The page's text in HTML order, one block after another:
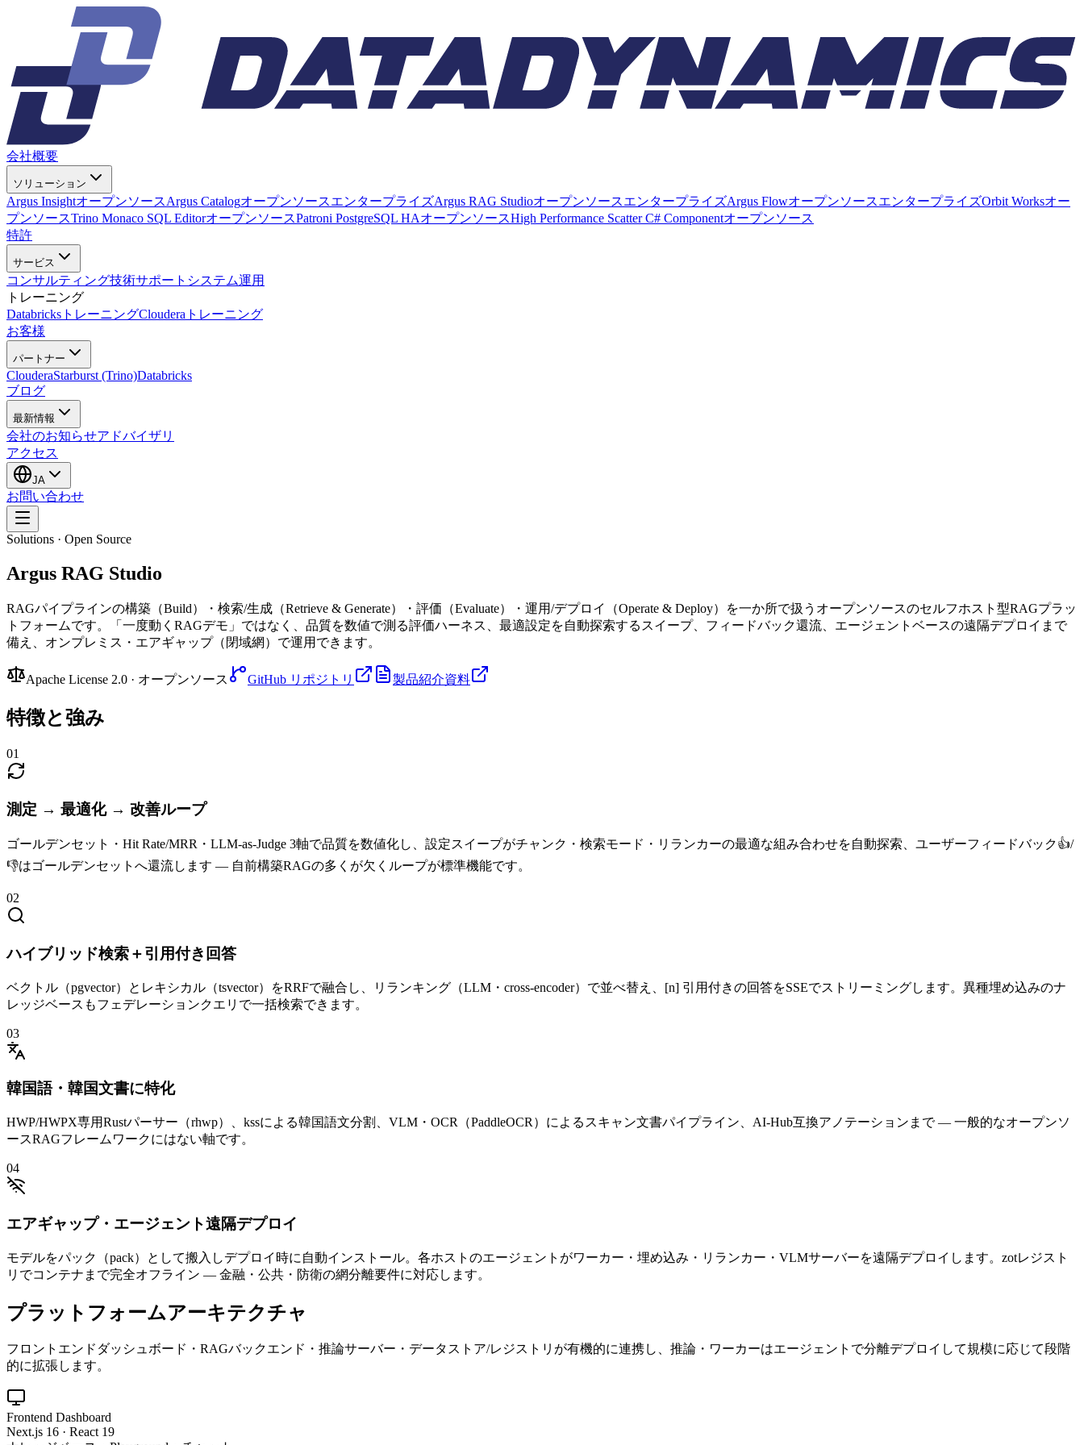
会社概要
ソリューション
Argus InsightオープンソースArgus CatalogオープンソースエンタープライズArgus RAG StudioオープンソースエンタープライズArgus FlowオープンソースエンタープライズOrbit Worksオー
プンソースTrino Monaco SQL EditorオープンソースPatroni PostgreSQL HAオープンソースHigh Performance Scatter C# Componentオープンソース
特許
サービス
コンサルティング技術サポート システム運用
トレーニング
DatabricksトレーニングClouderaトレーニング
お客様
パートナー
ClouderaStarburst (Trino)Databricks
ブログ
最新情報
会社のお知らせアドバイザリ
アクセス
JA
お問い合わせ
Solutions · Open Source
Argus RAG Studio
RAGパイプラインの構築（Build）・検索/生成（Retrieve & Generate）・評価（Evaluate）・運用/デプロイ（Operate & Deploy）を一か所で扱うオープンソースのセルフホスト型RAGプラッ
トフォームです。「一度動くRAGデモ」ではなく、品質を数値で測る評価ハーネス、最適設定を自動探索するスイープ、フィードバック還流、エージェントベースの遠隔デプロイまで
備え、オンプレミス・エアギャップ（閉域網）で運用できます。
Apache License 2.0 · オープンソース GitHub リポジトリ 製品紹介資料
特徴と強み
01
測定 → 最適化 → 改善ループ
ゴールデンセット・Hit Rate/MRR・LLM-as-Judge 3軸で品質を数値化し、設定スイープがチャンク・検索モード・リランカーの最適な組み合わせを自動探索、ユーザーフィードバック👍/
👎はゴールデンセットへ還流します — 自前構築RAGの多くが欠くループが標準機能です。
02
ハイブリッド検索＋引用付き回答
ベクトル（pgvector）とレキシカル（tsvector）をRRFで融合し、リランキング（LLM・cross-encoder）で並べ替え、[n] 引用付きの回答をSSEでストリーミングします。異種埋め込みのナ
レッジベースもフェデレーションクエリで一括検索できます。
03
韓国語・韓国文書に特化
HWP/HWPX専用Rustパーサー（rhwp）、kssによる韓国語文分割、VLM・OCR（PaddleOCR）によるスキャン文書パイプライン、AI-Hub互換アノテーションまで — 一般的なオープンソ
ースRAGフレームワークにはない軸です。
04
エアギャップ・エージェント遠隔デプロイ
モデルをパック（pack）として搬入しデプロイ時に自動インストール。各ホストのエージェントがワーカー・埋め込み・リランカー・VLMサーバーを遠隔デプロイします。zotレジスト
リでコンテナまで完全オフライン — 金融・公共・防衛の網分離要件に対応します。
プラットフォームアーキテクチャ
フロントエンドダッシュボード・RAGバックエンド・推論サーバー・データストア/レジストリが有機的に連携し、推論・ワーカーはエージェントで分離デプロイして規模に応じて段階
的に拡張します。
Frontend Dashboard
Next.js 16 · React 19